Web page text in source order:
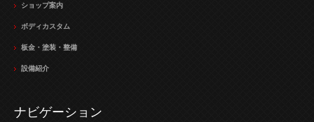
ショップ案内
ボディカスタム
板金・塗装・整備
設備紹介
ナビゲーション